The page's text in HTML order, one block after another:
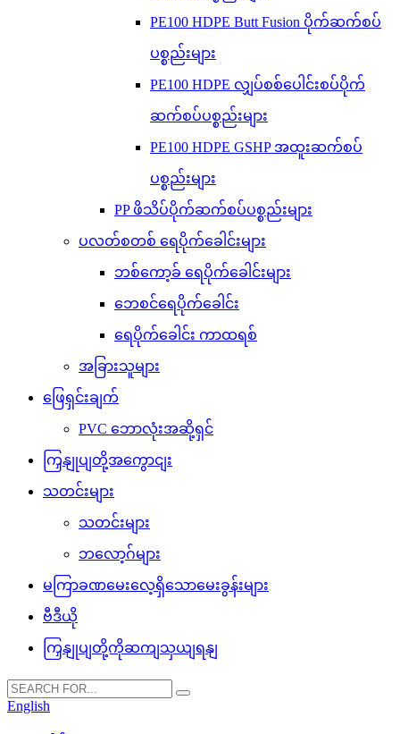
PE100 HDPE Butt Fusion ပိုက်ဆက်စပ်
ပစ္စည်းများ
PE100 HDPE လျှပ်စစ်ပေါင်းစပ်ပိုက်
ဆက်စပ်ပစ္စည်းများ
PE100 HDPE GSHP အထူးဆက်စပ်
ပစ္စည်းများ
PP ဖိသိပ်ပိုက်ဆက်စပ်ပစ္စည်းများ
ပလတ်စတစ် ရေပိုက်ခေါင်းများ
ဘစ်ကော့ခ် ရေပိုက်ခေါင်းများ
ဘေစင်ရေပိုက်ခေါင်း
ရေပိုက်ခေါင်း ကာထရစ်
အခြားသူများ
ဖြေရှင်းချက်
PVC ဘောလုံးအဆို့ရှင်
ကြှနျုပျတို့အကွောငျး
သတင်းများ
သတင်းများ
ဘလော့ဂ်များ
မကြာခဏမေးလေ့ရှိသောမေးခွန်းများ
ဗီဒီယို
ကြှနျုပျတို့ကိုဆကျသှယျရနျ
English